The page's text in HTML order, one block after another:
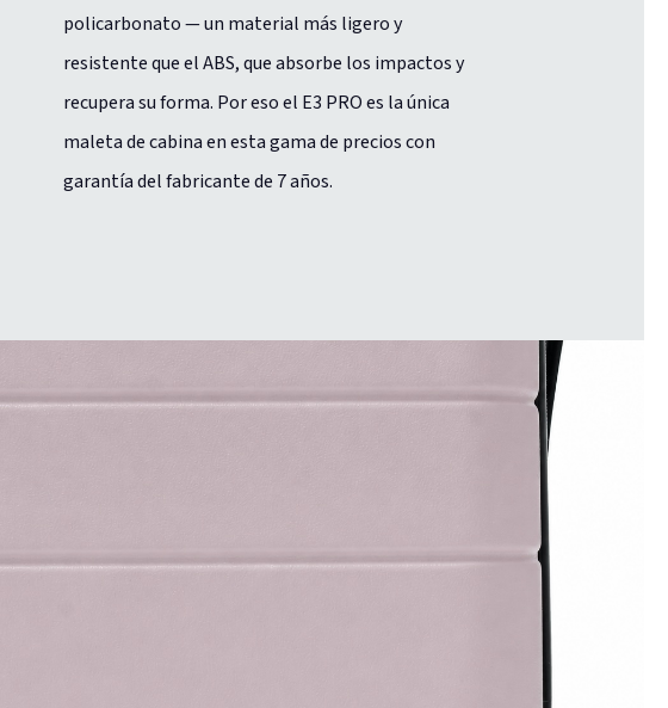
policarbonato — un material más ligero y
resistente que el ABS, que absorbe los impactos y
recupera su forma. Por eso el E3 PRO es la única
maleta de cabina en esta gama de precios con
garantía del fabricante de 7 años.